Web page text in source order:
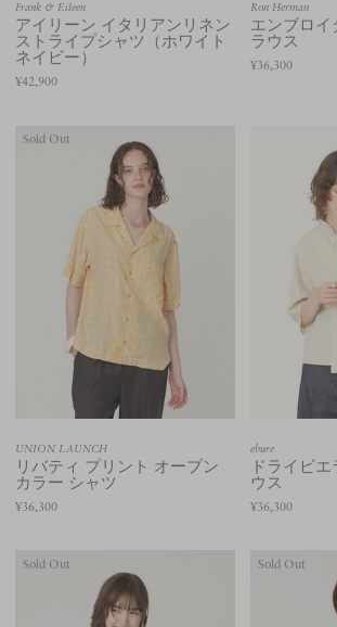
Frank & Eileen
アイリーン イタリアンリネン
ストライプシャツ（ホワイト
ネイビー）
¥42,900
Ron Herman
エンブロイ
ラウス
¥36,300
Sold Out
UNION LAUNCH
リバティ プリント オープン
カラー シャツ
¥36,300
ebure
ドライビ
ウス
¥36,300
Sold Out Sold Out